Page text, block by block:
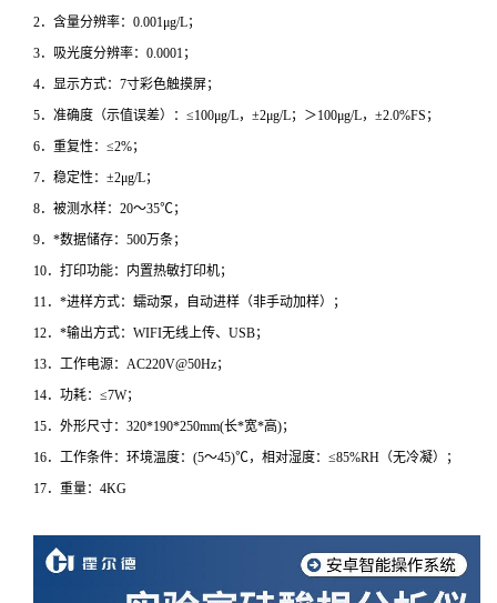
2．含量分辨率：0.001μg/L；
3．吸光度分辨率：0.0001；
4．显示方式：7寸彩色触摸屏；
5．准确度（示值误差）：≤100μg/L，±2μg/L；＞100μg/L，±2.0%FS；
6．重复性：≤2%；
7．稳定性：±2μg/L；
8．被测水样：20～35℃；
9．*数据储存：500万条；
10．打印功能：内置热敏打印机；
11．*进样方式：蠕动泵，自动进样（非手动加样）；
12．*输出方式：WIFI无线上传、USB；
13．工作电源：AC220V@50Hz；
14．功耗：≤7W；
15．外形尺寸：320*190*250mm(长*宽*高)；
16．工作条件：环境温度：(5～45)℃，相对湿度：≤85%RH（无冷凝）；
17．重量：4KG